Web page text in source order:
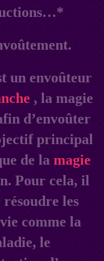
un envoûteur
, la magie
d’envoûter
principal
de la magie
Pour cela, il
les
comme la
le